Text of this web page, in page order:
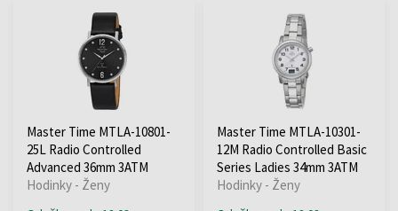
Master Time MTLA-10801-
25L Radio Controlled
Advanced 36mm 3ATM
Hodinky - Ženy
Master Time MTLA-10301-
12M Radio Controlled Basic
Series Ladies 34mm 3ATM
Hodinky - Ženy